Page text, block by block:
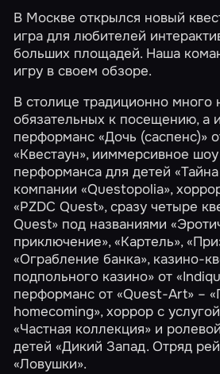
В Москве открылся новый
игра для любителей
больших площадей. Наша
игру в своемобзоре.
В столице традиционно много
обязательных к посещению, а
перформанс«Дочь (саспенс)»
«Квестаун», ииммерсивное
перформанса для детей
компании«Questopolia»,
«PZDC Quest», сразу четыре
Quest» под названиями
приключение»,«Картель»,
«Ограбление банка», казино-
подпольного казино» от
перформанс от«Quest-Art» –
homecoming», хоррор с
«Частная коллекция» и
детей«Дикий Запад. Отряд
«Ловушки».